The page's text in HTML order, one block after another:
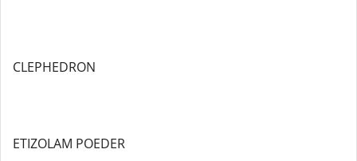
CLEPHEDRON
ETIZOLAM POEDER